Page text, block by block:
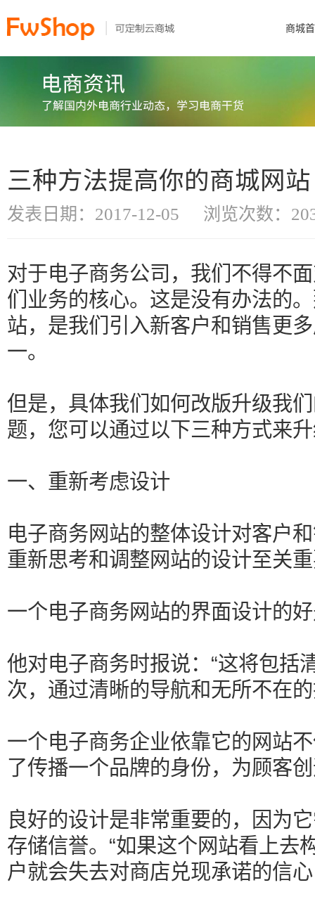
商城
三种方法提高你的商城网站
发表日期：2017-12-05 浏览次数：
对于电子商务公司，我们不得不
们业务的核心。这是没有办法的
站，是我们引入新客户和销售更
一。
但是，具体我们如何改版升级我
题，您可以通过以下三种方式来
一、重新考虑设计
电子商务网站的整体设计对客户
重新思考和调整网站的设计至关
一个电子商务网站的界面设计的
他对电子商务时报说：“这将包括
次，通过清晰的导航和无所不在
一个电子商务企业依靠它的网站
了传播一个品牌的身份，为顾客
良好的设计是非常重要的，因为
存储信誉。“如果这个网站看上去
户就会失去对商店兑现承诺的信心